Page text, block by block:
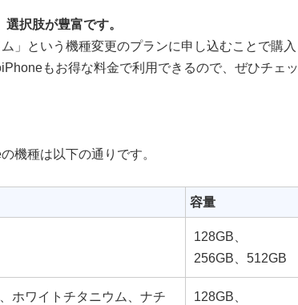
択肢が豊富です。
」という機種変更のプランに申し込むことで購入
もお得な料金で利用できるので、ぜひチェッ
機種は以下の通りです。
容量
128GB、
256GB、512GB
ホワイトチタニウム、ナチ 128GB、